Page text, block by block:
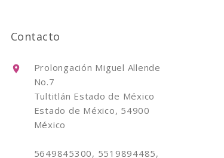
Contacto
Prolongación Miguel Allende
No.7
Tultitlán Estado de México
Estado de México, 54900
México
5649845300, 5519894485,